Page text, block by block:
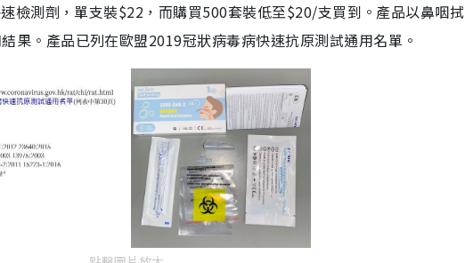
檢測劑，單支裝$22，而購買500套裝低至$20/支買到。產品以鼻咽
果。產品已列在歐盟2019冠狀病毒病快速抗原測試通用名單。